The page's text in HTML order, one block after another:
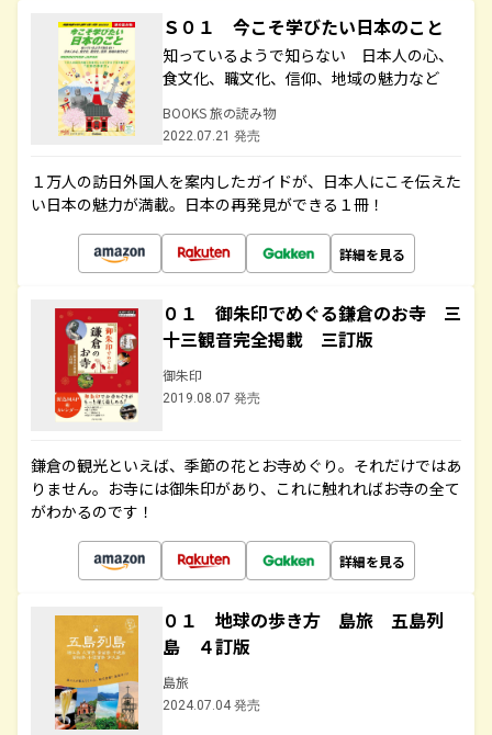
Ｓ０１ 今こそ学びたい日本のこと
知っているようで知らない 日本人の心、
食文化、職文化、信仰、地域の魅力など
BOOKS 旅の読み物
2022.07.21 発売
１万人の訪日外国人を案内したガイドが、日本人にこそ伝えた
い日本の魅力が満載。日本の再発見ができる１冊！
詳細を見る
０１ 御朱印でめぐる鎌倉のお寺 三
十三観音完全掲載 三訂版
御朱印
2019.08.07 発売
鎌倉の観光といえば、季節の花とお寺めぐり。それだけではあ
りません。お寺には御朱印があり、これに触れればお寺の全て
がわかるのです！
詳細を見る
０１ 地球の歩き方 島旅 五島列
島 ４訂版
島旅
2024.07.04 発売